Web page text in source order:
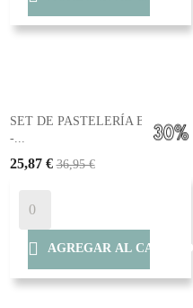
SET DE PASTELERÍA BISTRO
-...
25,87 € 36,95 €
 AGREGAR AL CARRITO